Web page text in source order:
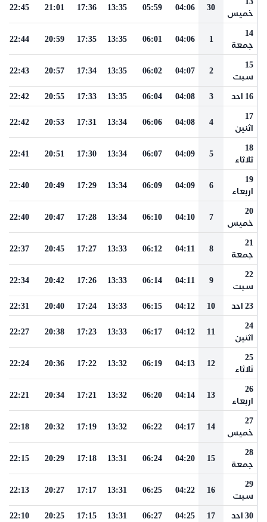
خميس
30
04:06
05:59
13:35
17:36
21:01
22:45
14
جمعة
1
04:06
06:01
13:35
17:35
20:59
22:44
15
سبت
2
04:07
06:02
13:35
17:34
20:57
22:43
16 احد 3
04:08
06:04
13:35
17:33
20:55
22:42
17
اثنين
4
04:08
06:06
13:34
17:31
20:53
22:42
18
ثلاثاء
5
04:09
06:07
13:34
17:30
20:51
22:41
19
اربعاء
6
04:09
06:09
13:34
17:29
20:49
22:40
20
خميس
7
04:10
06:10
13:34
17:28
20:47
22:40
21
جمعة
8
04:11
06:12
13:33
17:27
20:45
22:37
22
سبت
9
04:11
06:14
13:33
17:26
20:42
22:34
23 احد 10
04:12
06:15
13:33
17:24
20:40
22:31
24
اثنين
11
04:12
06:17
13:33
17:23
20:38
22:27
25
ثلاثاء
12
04:13
06:19
13:32
17:22
20:36
22:24
26
اربعاء
13
04:14
06:20
13:32
17:21
20:34
22:21
27
خميس
14
04:17
06:22
13:32
17:19
20:32
22:18
28
جمعة
15
04:20
06:24
13:31
17:18
20:29
22:15
29
سبت
16
04:22
06:25
13:31
17:17
20:27
22:13
30 احد 17
04:25
06:27
13:31
17:15
20:25
22:10